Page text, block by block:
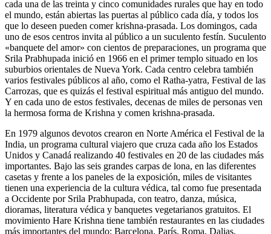
cada una de las treinta y cinco comunidades rurales que hay en todo
el mundo, están abiertas las puertas al público cada día, y todos los
que lo deseen pueden comer krishna-prasada. Los domingos, cada
uno de esos centros invita al público a un suculento festín. Suculento
«banquete del amor» con cientos de preparaciones, un programa que
Srila Prabhupada inició en 1966 en el primer templo situado en los
suburbios orientales de Nueva York. Cada centro celebra también
varios festivales públicos al año, como el Ratha-yatra, Festival de las
Carrozas, que es quizás el festival espiritual más antiguo del mundo.
Y en cada uno de estos festivales, decenas de miles de personas ven
la hermosa forma de Krishna y comen krishna-prasada.
En 1979 algunos devotos crearon en Norte América el Festival de la
India, un programa cultural viajero que cruza cada año los Estados
Unidos y Canadá realizando 40 festivales en 20 de las ciudades más
importantes. Bajo las seis grandes carpas de lona, en las diferentes
casetas y frente a los paneles de la exposición, miles de visitantes
tienen una experiencia de la cultura védica, tal como fue presentada
a Occidente por Srila Prabhupada, con teatro, danza, música,
dioramas, literatura védica y banquetes vegetarianos gratuitos. El
movimiento Hare Krishna tiene también restaurantes en las ciudades
más importantes del mundo: Barcelona, París, Roma, Dalias,